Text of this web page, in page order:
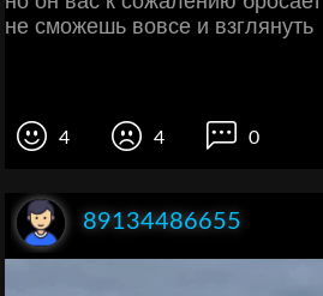
не сможешь вовсе и взглянуть
4 4 0
89134486655